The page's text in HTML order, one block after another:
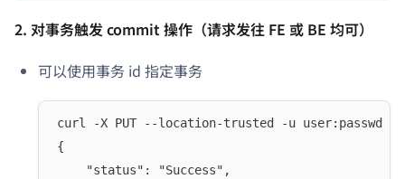
2. 对事务触发 commit 操作（请求发往 FE 或 BE 均可）
可以使用事务 id 指定事务
curl -X PUT --location-trusted -u user:passwd -
{
    "status": "Success",